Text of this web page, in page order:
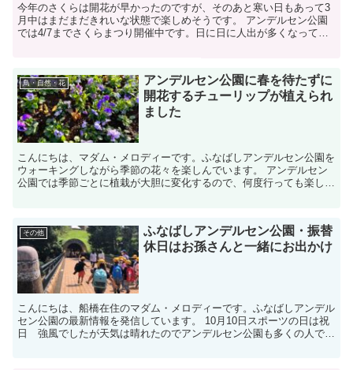
今年のさくらは開花が早かったのですが、そのあと寒い日もあって3
月中はまだまだきれいな状態で楽しめそうです。 アンデルセン公園
では4/7までさくらまつり開催中です。日に日に人出が多くなってき
鳥・自然・花
アンデルセン公園に春を待たずに
開花するチューリップが植えられ
ました
こんにちは、マダム・メロディーです。ふなばしアンデルセン公園を
ウォーキングしながら季節の花々を楽しんでいます。 アンデルセン
公園では季節ごとに植栽が大胆に変化するので、何度行っても楽しめ
その他
ふなばしアンデルセン公園・振替
休日はお孫さんと一緒にお出かけ
こんにちは、船橋在住のマダム・メロディーです。ふなばしアンデル
セン公園の最新情報を発信しています。 10月10日スポーツの日は祝
日 強風でしたが天気は晴れたのでアンデルセン公園も多くの人でに